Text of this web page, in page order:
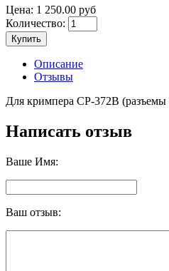
Цена: 1 250.00 руб
Количество:
Купить
Описание
Отзывы
Для кримпера CP-372B
Написать отзыв
Ваше Имя:
Ваш отзыв: